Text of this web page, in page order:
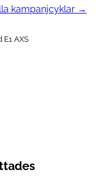
kampanjcyklar →
AXS